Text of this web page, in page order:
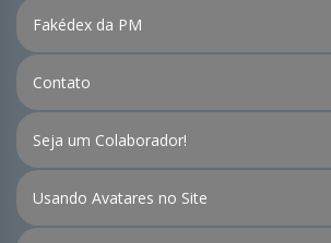
Fakédex da PM
Contato
Seja um Colaborador!
Usando Avatares no Site